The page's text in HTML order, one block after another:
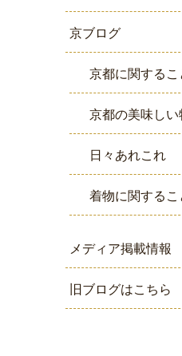
京ブログ
京都に関するこ
京都の美味しい
日々あれこれ
着物に関するこ
メディア掲載情報
旧ブログはこちら